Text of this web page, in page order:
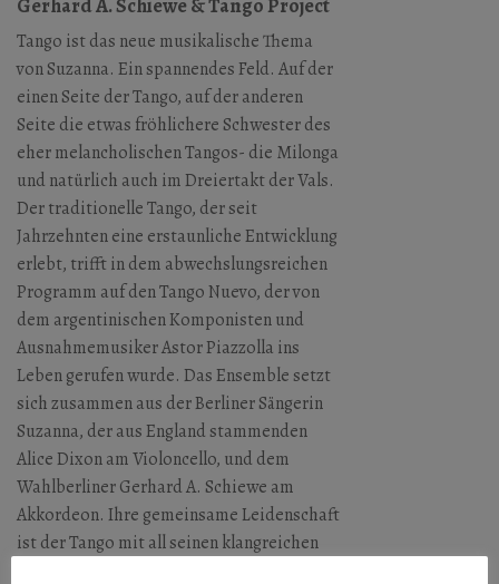
Tango ist das neue musikalische Thema
von Suzanna. Ein spannendes Feld. Auf der
einen Seite der Tango, auf der anderen
Seite die etwas fröhlichere Schwester des
eher melancholischen Tangos- die Milonga
und natürlich auch im Dreiertakt der Vals.
Der traditionelle Tango, der seit
Jahrzehnten eine erstaunliche Entwicklung
erlebt, trifft in dem abwechslungsreichen
Programm auf den Tango Nuevo, der von
dem argentinischen Komponisten und
Ausnahmemusiker Astor Piazzolla ins
Leben gerufen wurde. Das Ensemble setzt
sich zusammen aus der Berliner Sängerin
Suzanna, der aus England stammenden
Alice Dixon am Violoncello, und dem
Wahlberliner Gerhard A. Schiewe am
Akkordeon. Ihre gemeinsame Leidenschaft
ist der Tango mit all seinen klangreichen